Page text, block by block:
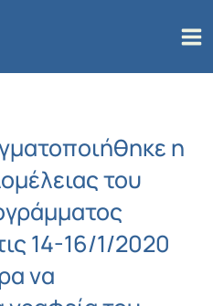
η
του
14-16/1/2020
να